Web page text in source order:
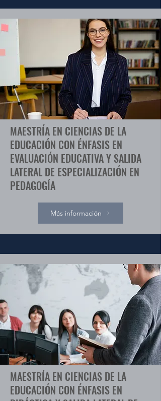
MAESTRÍA EN CIENCIAS DE LA
EDUCACIÓN CON ÉNFASIS EN
EVALUACIÓN EDUCATIVA Y SALIDA
LATERAL DE ESPECIALIZACIÓN EN
PEDAGOGÍA
Más información
MAESTRÍA EN CIENCIAS DE LA
EDUCACIÓN CON ÉNFASIS EN